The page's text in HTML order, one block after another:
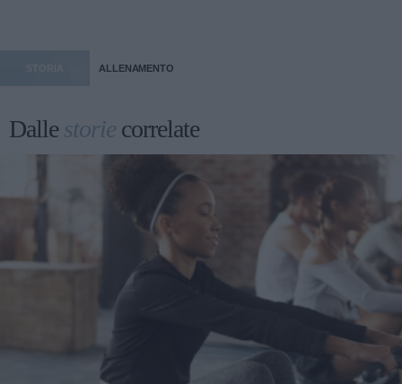
ALLENAMENTO
Dallestorie correlate